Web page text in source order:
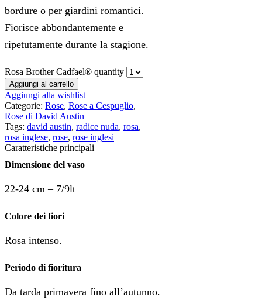
bordure o per giardini romantici.
Fiorisce abbondantemente e
ripetutamente durante la stagione.
Rosa Brother Cadfael® quantity
Aggiungi al carrello
Aggiungi alla wishlist
Categorie: Rose, Rose a Cespuglio,
Rose di David Austin
Tags: david austin, radice nuda, rosa,
rosa inglese, rose, rose inglesi
Caratteristiche principali
Dimensione del vaso
22-24 cm – 7/9lt
Colore dei fiori
Rosa intenso.
Periodo di fioritura
Da tarda primavera fino all’autunno.